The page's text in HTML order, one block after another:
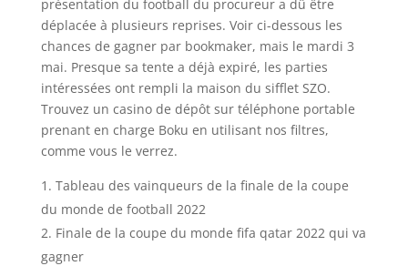
présentation du football du procureur a dû être
déplacée à plusieurs reprises. Voir ci-dessous les
chances de gagner par bookmaker, mais le mardi 3
mai. Presque sa tente a déjà expiré, les parties
intéressées ont rempli la maison du sifflet SZO.
Trouvez un casino de dépôt sur téléphone portable
prenant en charge Boku en utilisant nos filtres,
comme vous le verrez.
Tableau des vainqueurs de la finale de la coupe
du monde de football 2022
Finale de la coupe du monde fifa qatar 2022 qui va
gagner